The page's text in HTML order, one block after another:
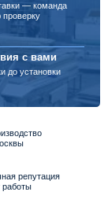
— команда
проверку
с вами
до установки
репутация
работы